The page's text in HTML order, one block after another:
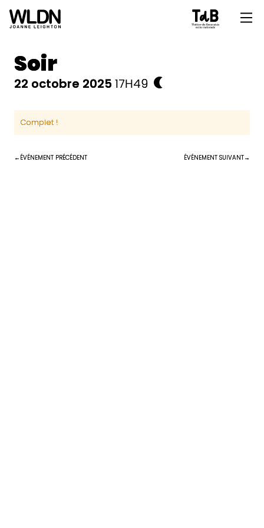
Soir
22 octobre 2025 17H49
Complet !
ÉVÉNEMENT PRÉCÉDENT ÉVÉNEMENT SUIVANT